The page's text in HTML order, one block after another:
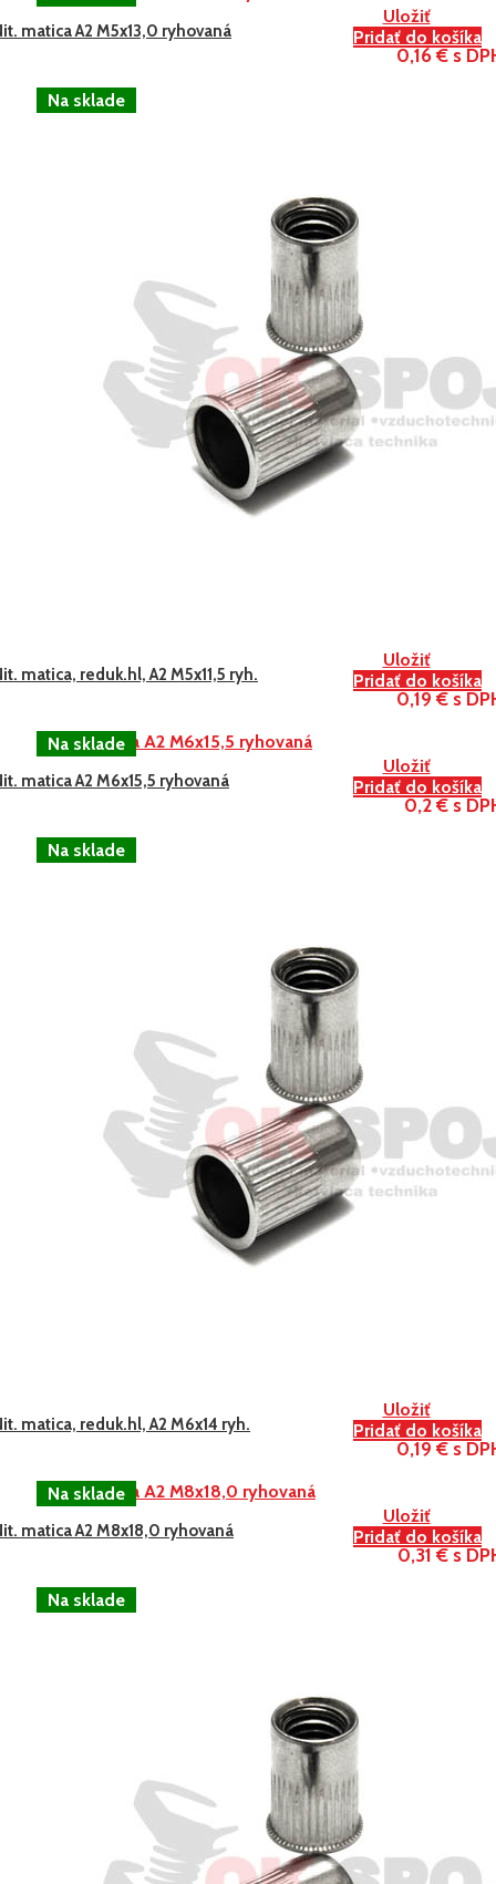
Uložiť
Pridať do košíka
matica A2 M5x13,0 ryhovaná
0,16 € s
Uložiť
Pridať do košíka
matica, reduk.hl, A2 M5x11,5 ryh.
0,19 € s
Uložiť
Pridať do košíka
matica A2 M6x15,5 ryhovaná
0,2 € s
Uložiť
Pridať do košíka
matica, reduk.hl, A2 M6x14 ryh.
0,19 € s
Uložiť
Pridať do košíka
matica A2 M8x18,0 ryhovaná
0,31 € s